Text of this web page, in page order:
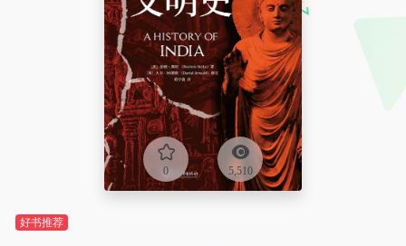
0 5,510
好书推荐